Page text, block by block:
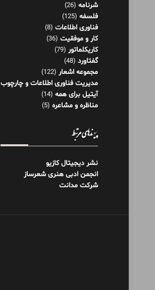
شرنامه (26)
فلسفه (125)
فناوری اطلاعات (8)
کار و موفقیت (36)
کاریکلماتور (79)
گفتاورد (48)
مجموعه اشعار (122)
مدیریت فناوری اطلاعات و چارچوب ITIL
آیتیل برای همه (14)
مناظره و مشاعره (5)
پیوندهای مرتبط
نشر دیجیتال کازیو
انجمن ادبی هنری شعرساز
شرکت مدانت